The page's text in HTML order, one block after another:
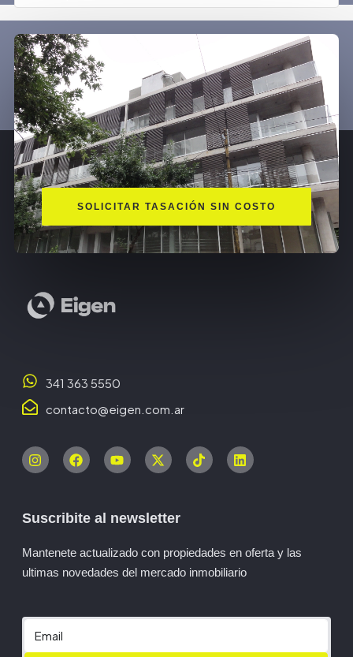
SOLICITAR TASACIÓN SIN COSTO
341 363 5550
contacto@eigen.com.ar
Suscribite al newsletter
Mantenete actualizado con propiedades en oferta y las
ultimas novedades del mercado inmobiliario